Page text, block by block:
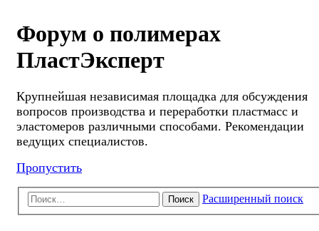
Форум о полимерах
ПластЭксперт
Крупнейшая независимая площадка для обсуждения
вопросов производства и переработки пластмасс и
эластомеров различными способами. Рекомендации
ведущих специалистов.
Пропустить
Поиск Расширенный поиск